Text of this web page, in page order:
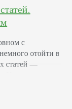
с
отойти в
статей —
же сотни